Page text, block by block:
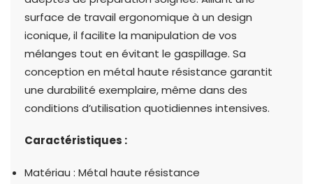
surface de travail ergonomique à un design
iconique, il facilite la manipulation de vos
mélanges tout en évitant le gaspillage. Sa
conception en métal haute résistance garantit
une durabilité exemplaire, même dans des
conditions d’utilisation quotidiennes intensives.
Caractéristiques :
Matériau : Métal haute résistance